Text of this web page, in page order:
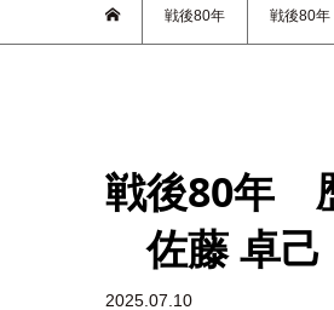
戦後80年 戦後80
戦後80年
佐藤 卓己
2025.07.10